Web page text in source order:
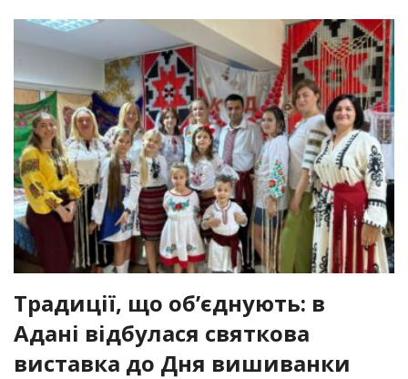
Традиції, що об’єднують: в
Адані відбулася святкова
виставка до Дня вишиванки